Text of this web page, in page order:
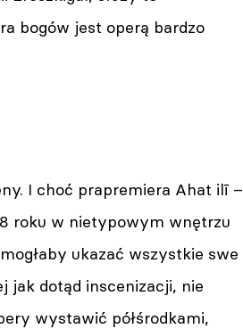
bogów jest operą bardzo
I choć prapremiera Ahat ilī –
roku w nietypowym wnętrzu
ukazać wszystkie swe
dotąd inscenizacji, nie
wystawić półśrodkami,